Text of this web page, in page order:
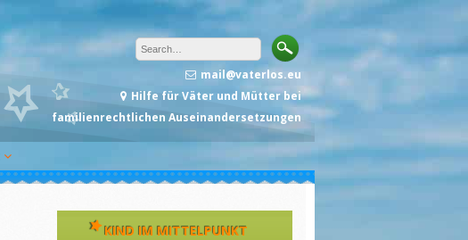
mail@vaterlos.eu
Hilfe für Väter und Mütter bei
familienrechtlichen Auseinandersetzungen
KIND IM MITTELPUNKT